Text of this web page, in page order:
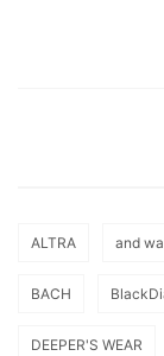
ALTRA and
BACH
DEEPER'S WEAR